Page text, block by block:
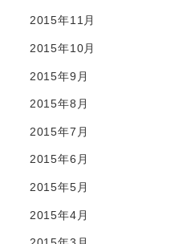
2015年11月
2015年10月
2015年9月
2015年8月
2015年7月
2015年6月
2015年5月
2015年4月